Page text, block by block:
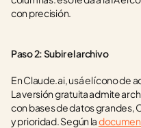
con precisión.
Paso 2: Subir el archivo
En Claude.ai, usá el ícono de
La versión gratuita admite
con bases de datos grandes,
y prioridad. Según la